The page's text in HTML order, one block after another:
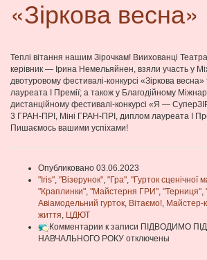
«Зіркова весна»
Теплі вітання нашим Зірочкам! Виихованці
керівник — Ірина Немельяйнен, взяли участь у
двотуровому фестивалі-конкурсі «Зіркова
лауреата І Премії; а також у Благодійному
дистанційному фестивалі-конкурсі «Я —
3 ГРАН-ПРІ, Міні ГРАН-ПРІ, диплом лауреата І
Пишаємось вашими успіхами!
Опубликовано 03.06.2023
"Iris", "Візерунок", "Гра", "Гурток сценічної
"Краплинки", "Майстерня ГРИ", "Терниця",
Авіамодельний гурток, Вітаємо!, Майстер-
життя, ЦДЮТ
Комментарии к записи ПІДВОДИМО
НАВЧАЛЬНОГО РОКУ отключены